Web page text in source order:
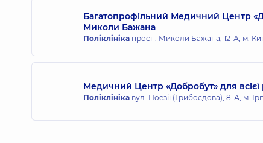
Миляновська Анна Олегівна
Ендоскопіст,16 років досвіду
Багатопрофільний Медичний Центр
Миколи Бажана
Поліклініка просп. Миколи Бажана, 12-А, м.
Медичний Центр «Добробут» для всієї
Поліклініка вул. Поезії (Грибоєдова), 8-А, м.